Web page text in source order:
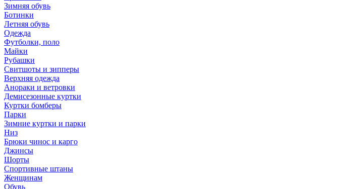
Зимняя обувь
Ботинки
Летняя обувь
Одежда
Футболки, поло
Майки
Рубашки
Свитшоты и зипперы
Верхняя одежда
Анораки и ветровки
Демисезонные куртки
Куртки бомберы
Парки
Зимние куртки и парки
Низ
Брюки чинос и карго
Джинсы
Шорты
Спортивные штаны
Женщинам
Обувь